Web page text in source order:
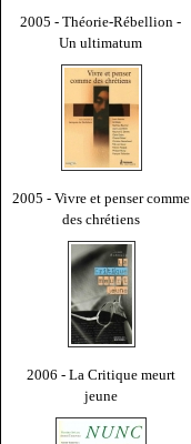
2005 - Théorie-Rébellion -
Un ultimatum
2005 - Vivre et penser comme
des chrétiens
2006 - La Critique meurt
jeune